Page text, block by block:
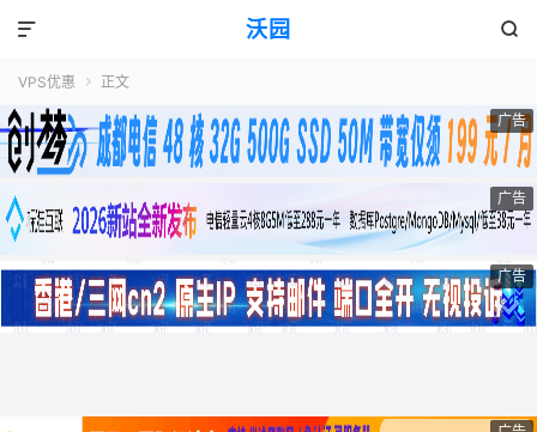
沃园 

VPS优惠  正文
广告
广告
广告